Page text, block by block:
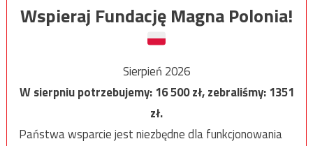
Wspieraj Fundację Magna Polonia!
Sierpień 2026
W sierpniu potrzebujemy:16 500zł, zebraliśmy:1351
zł.
Państwa wsparcie jest niezbędne dla funkcjonowania